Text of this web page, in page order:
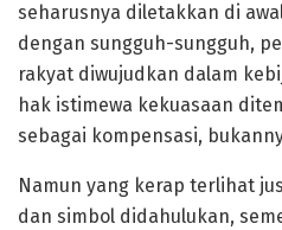
seharusnya diletakkan di
dengan sungguh-sungguh,
rakyat diwujudkan dalam
hak istimewa kekuasaan
sebagai kompensasi,
Namun yang kerap terlihat
dan simbol didahulukan,